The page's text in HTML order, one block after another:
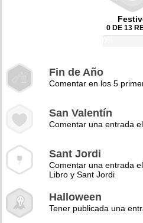
0 DE 13
Fin de Año
Comentar en los 5
San Valentín
Comentar una entrada
Sant Jordi
Comentar una entrada
Libro y Sant Jordi
Halloween
Tener publicada una